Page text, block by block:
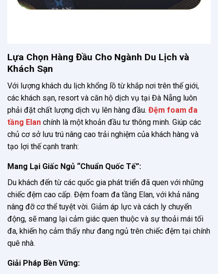
Lựa Chọn Hàng Đầu Cho Ngành Du Lịch và
Khách Sạn
Với lượng khách du lịch khổng lồ từ khắp nơi trên thế giới,
các khách sạn, resort và căn hộ dịch vụ tại Đà Nẵng luôn
phải đặt chất lượng dịch vụ lên hàng đầu. Đệm foam đa
tầng Elan chính là một khoản đầu tư thông minh. Giúp các
chủ cơ sở lưu trú nâng cao trải nghiệm của khách hàng và
tạo lợi thế cạnh tranh:
Mang Lại Giấc Ngủ “Chuẩn Quốc Tế”:
Du khách đến từ các quốc gia phát triển đã quen với những
chiếc đệm cao cấp. Đệm foam đa tầng Elan, với khả năng
nâng đỡ cơ thể tuyệt vời. Giảm áp lực và cách ly chuyển
động, sẽ mang lại cảm giác quen thuộc và sự thoải mái tối
đa, khiến họ cảm thấy như đang ngủ trên chiếc đệm tại chính
quê nhà.
Giải Pháp Bền Vững: